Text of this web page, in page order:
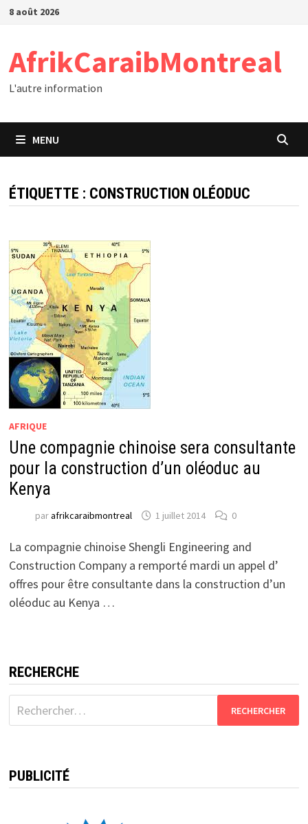
Passer
8 août 2026
AfrikCaraibMontreal
L'autre information
MENU
ÉTIQUETTE : CONSTRUCTION OLÉODUC
AFRIQUE
Une compagnie chinoise sera consultante
pour la construction d’un oléoduc au
Kenya
parafrikcaraibmontreal 1 juillet 2014 0
La compagnie chinoise Shengli Engineering and
Construction Company a remporté mardi un appel d’
offres pour être consultante dans la construction d’un
oléoduc au Kenya …
RECHERCHE
Rechercher :
PUBLICITÉ